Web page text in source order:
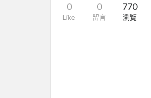
0
Like
0
留言
770
瀏覽